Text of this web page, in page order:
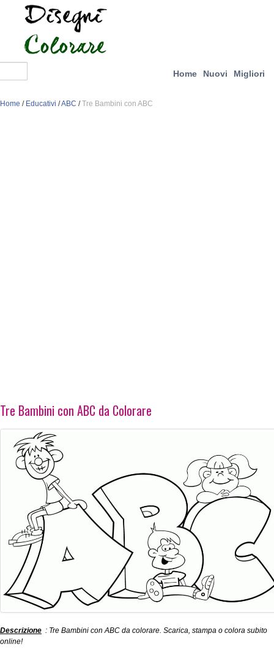
Home Nuovi Migliori
Home / Educativi /ABC /Tre Bambini con ABC
Tre Bambini con ABC da Colorare
Descrizione : Tre Bambini con ABC da colorare. Scarica, stampa o colora subito
online!